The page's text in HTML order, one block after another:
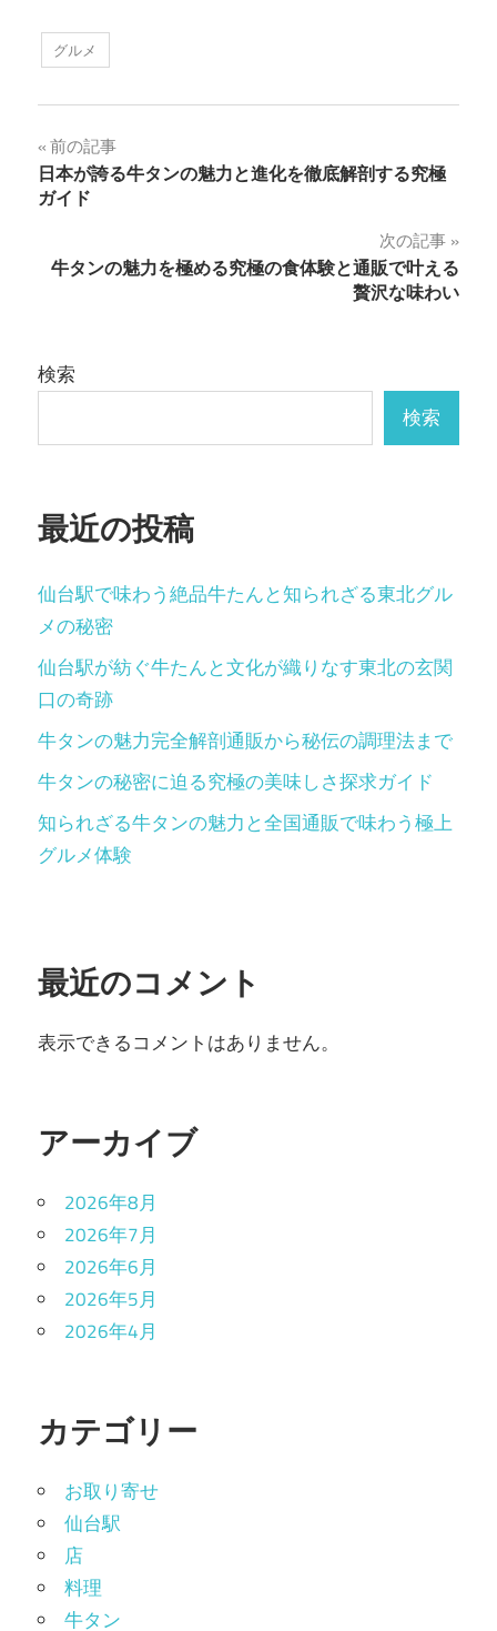
グルメ
投
稿
ビ
ー
ョ
前の記事
日本が誇る牛タンの魅力と進化を徹底解剖する究極
ガイド
次の記事
牛タンの魅力を極める究極の食体験と通販で叶える
贅沢な味わい
検索
検索
最近の投稿
仙台駅で味わう絶品牛たんと知られざる東北グル
メの秘密
仙台駅が紡ぐ牛たんと文化が織りなす東北の玄関
口の奇跡
牛タンの魅力完全解剖通販から秘伝の調理法まで
牛タンの秘密に迫る究極の美味しさ探求ガイド
知られざる牛タンの魅力と全国通販で味わう極上
グルメ体験
最近のコメント
表示できるコメントはありません。
アーカイブ
2026年8月
2026年7月
2026年6月
2026年5月
2026年4月
カテゴリー
お取り寄せ
仙台駅
店
料理
牛タン